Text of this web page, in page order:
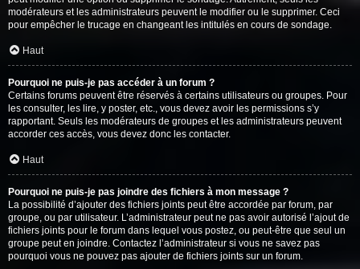
modérateurs et les administrateurs peuvent le modifier ou le supprimer. Ceci
pour empêcher le trucage en changeant les intitulés en cours de sondage.
Haut
Pourquoi ne puis-je pas accéder à un forum ?
Certains forums peuvent être réservés à certains utilisateurs ou groupes. Pour
les consulter, les lire, y poster, etc., vous devez avoir les permissions s’y
rapportant. Seuls les modérateurs de groupes et les administrateurs peuvent
accorder ces accès, vous devez donc les contacter.
Haut
Pourquoi ne puis-je pas joindre des fichiers à mon message ?
La possibilité d’ajouter des fichiers joints peut être accordée par forum, par
groupe, ou par utilisateur. L’administrateur peut ne pas avoir autorisé l’ajout de
fichiers joints pour le forum dans lequel vous postez, ou peut-être que seul un
groupe peut en joindre. Contactez l’administrateur si vous ne savez pas
pourquoi vous ne pouvez pas ajouter de fichiers joints sur un forum.